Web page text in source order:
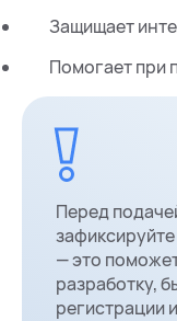
Защищает
Помогает при
Перед
— это
разработку,
регистрации